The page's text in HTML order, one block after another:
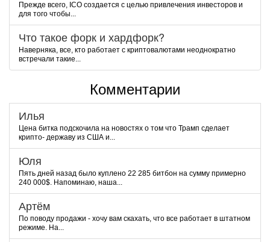
Прежде всего, ICO создается с целью привлечения инвесторов и
для того чтобы...
Что такое форк и хардфорк?
Наверняка, все, кто работает с криптовалютами неоднократно
встречали такие...
Комментарии
Илья
Цена битка подскочила на новостях о том что Трамп сделает
крипто- державу из США и...
Юля
Пять дней назад было куплено 22 285 битбон на сумму примерно
240 000$. Напоминаю, наша...
Артём
По поводу продажи - хочу вам скахать, что все работает в штатном
режиме. На...